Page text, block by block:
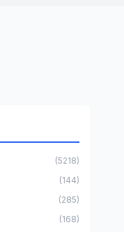
(5218)
(144)
(285)
(168)